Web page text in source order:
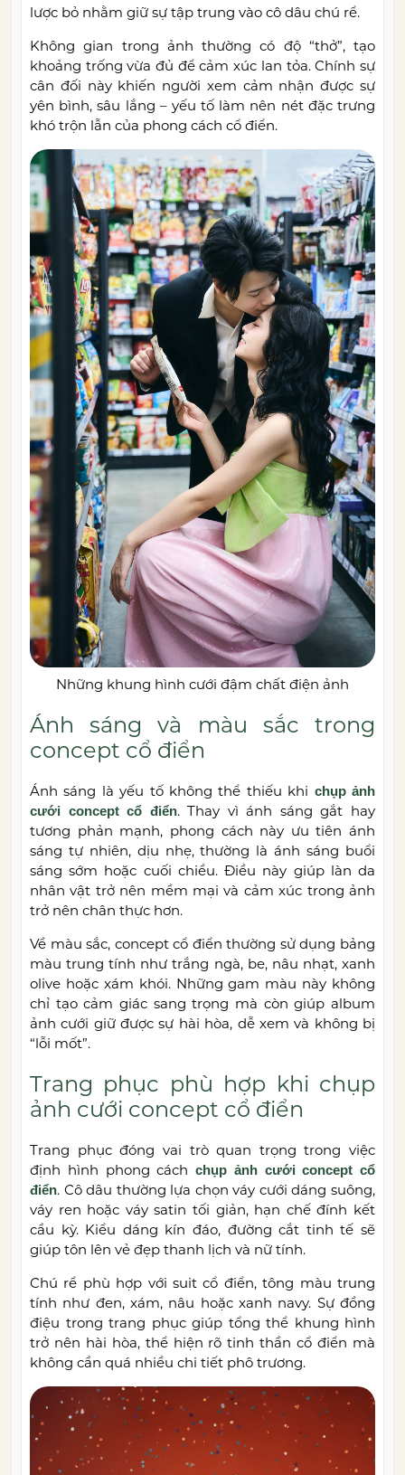
lược bỏ nhằm giữ sự tập trung vào cô dâu chú rể.
Không gian trong ảnh thường có độ “thở”, tạo
khoảng trống vừa đủ để cảm xúc lan tỏa. Chính sự
cân đối này khiến người xem cảm nhận được sự
yên bình, sâu lắng – yếu tố làm nên nét đặc trưng
khó trộn lẫn của phong cách cổ điển.
Những khung hình cưới đậm chất điện ảnh
Ánh sáng và màu sắc trong
concept cổ điển
Ánh sáng là yếu tố không thể thiếu khi chụp ảnh
cưới concept cổ điển. Thay vì ánh sáng gắt hay
tương phản mạnh, phong cách này ưu tiên ánh
sáng tự nhiên, dịu nhẹ, thường là ánh sáng buổi
sáng sớm hoặc cuối chiều. Điều này giúp làn da
nhân vật trở nên mềm mại và cảm xúc trong ảnh
trở nên chân thực hơn.
Về màu sắc, concept cổ điển thường sử dụng bảng
màu trung tính như trắng ngà, be, nâu nhạt, xanh
olive hoặc xám khói. Những gam màu này không
chỉ tạo cảm giác sang trọng mà còn giúp album
ảnh cưới giữ được sự hài hòa, dễ xem và không bị
“lỗi mốt”.
Trang phục phù hợp khi chụp
ảnh cưới concept cổ điển
Trang phục đóng vai trò quan trọng trong việc
định hình phong cách chụp ảnh cưới concept cổ
điển. Cô dâu thường lựa chọn váy cưới dáng suông,
váy ren hoặc váy satin tối giản, hạn chế đính kết
cầu kỳ. Kiểu dáng kín đáo, đường cắt tinh tế sẽ
giúp tôn lên vẻ đẹp thanh lịch và nữ tính.
Chú rể phù hợp với suit cổ điển, tông màu trung
tính như đen, xám, nâu hoặc xanh navy. Sự đồng
điệu trong trang phục giúp tổng thể khung hình
trở nên hài hòa, thể hiện rõ tinh thần cổ điển mà
không cần quá nhiều chi tiết phô trương.